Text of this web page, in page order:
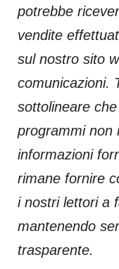
potrebbe
vendite
sul nostro sito
comunicazioni.
sottolineare
programmi non
informazioni
rimane fornire
i nostri lettori a
mantenendo
trasparente.